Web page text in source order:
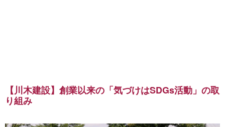
【川木建設】創業以来の「気づけはSDGs活動」の取
り組み